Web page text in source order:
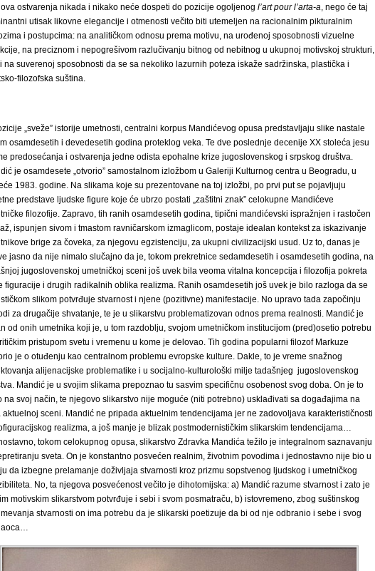
ostvarenja nikada i nikako neće dospeti do pozicije ogoljenog l’art pour l’arta-a, nego će taj
utisak likovne elegancije i otmenosti večito biti utemeljen na racionalnim pikturalnim
i postupcima: na analitičkom odnosu prema motivu, na urođenoj sposobnosti vizuelne
na preciznom i nepogrešivom razlučivanju bitnog od nebitnog u ukupnoj motivskoj strukturi,
na suverenoj sposobnosti da se sa nekoliko lazurnih poteza iskaže sadržinska, plastička i
filozofska suština.
„sveže” istorije umetnosti, centralni korpus Mandićevog opusa predstavljaju slike nastale
osamdesetih i devedesetih godina proteklog veka. Te dve poslednje decenije XX stoleća jesu
predosećanja i ostvarenja jedne odista epohalne krize jugoslovenskog i srpskog društva.
je osamdesete „otvorio” samostalnom izložbom u Galeriji Kulturnog centra u Beogradu, u
1983. godine. Na slikama koje su prezentovane na toj izložbi, po prvi put se pojavljuju
predstave ljudske figure koje će ubrzo postati „zaštitni znak” celokupne Mandićeve
filozofije. Zapravo, tih ranih osamdesetih godina, tipični mandićevski ispražnjen i rastočen
ispunjen sivom i tmastom ravničarskom izmaglicom, postaje idealan kontekst za iskazivanje
brige za čoveka, za njegovu egzistenciju, za ukupni civilizacijski usud. Uz to, danas je
jasno da nije nimalo slučajno da je, tokom prekretnice sedamdesetih i osamdesetih godina, na
jugoslovenskoj umetničkoj sceni još uvek bila veoma vitalna koncepcija i filozofija pokreta
figuracije i drugih radikalnih oblika realizma. Ranih osamdesetih još uvek je bilo razloga da se
slikom potvrđuje stvarnost i njene (pozitivne) manifestacije. No upravo tada započinju
za drugačije shvatanje, te je u slikarstvu problematizovan odnos prema realnosti. Mandić je
od onih umetnika koji je, u tom razdoblju, svojom umetničkom institucijom (pred)osetio potrebu
pristupom svetu i vremenu u kome je delovao. Tih godina popularni filozof Markuze
je o otuđenju kao centralnom problemu evropske kulture. Dakle, to je vreme snažnog
alijenacijske problematike i u socijalno-kulturološki milje tadašnjeg jugoslovenskog
Mandić je u svojim slikama prepoznao tu sasvim specifičnu osobenost svog doba. On je to
na svoj način, te njegovo slikarstvo nije moguće (niti potrebno) usklađivati sa događajima na
aktuelnoj sceni. Mandić ne pripada aktuelnim tendencijama jer ne zadovoljava karakterističnosti
realizma, a još manje je blizak postmodernističkim slikarskim tendencijama…
tokom celokupnog opusa, slikarstvo Zdravka Mandića težilo je integralnom saznavanju
sveta. On je konstantno posvećen realnim, životnim povodima i jednostavno nije bio u
da izbegne prelamanje doživljaja stvarnosti kroz prizmu sopstvenog ljudskog i umetničkog
No, ta njegova posvećenost večito je dihotomijska: a) Mandić razume stvarnost i zato je
motivskim slikarstvom potvrđuje i sebi i svom posmatraču, b) istovremeno, zbog suštinskog
stvarnosti on ima potrebu da je slikarski poetizuje da bi od nje odbranio i sebe i svog